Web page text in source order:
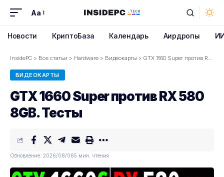
Font
Aa
Новости КриптоБаза Календарь Аирдропы
InsidePC > Все статьи > Hardware > Видеокарты > GTX 1660 Super против RX 580 8GB. Тесты
ВИДЕОКАРТЫ
GTX 1660 Super против RX 580
8GB. Тесты
Обновление: 2026/08/065 мин. чтения